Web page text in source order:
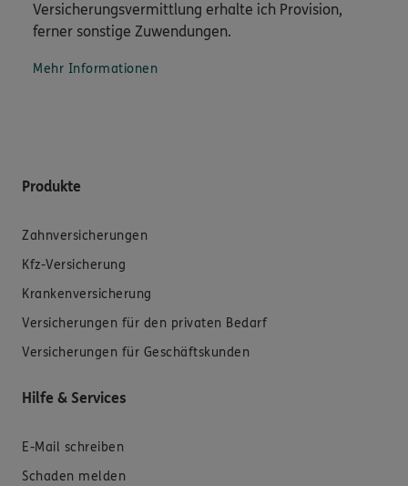
Versicherungsvermittlung erhalte ich Provision,
ferner sonstige Zuwendungen.
Mehr Informationen
Produkte
Zahnversicherungen
Kfz-Versicherung
Krankenversicherung
Versicherungen für den privaten Bedarf
Versicherungen für Geschäftskunden
Hilfe & Services
E-Mail schreiben
Schaden melden